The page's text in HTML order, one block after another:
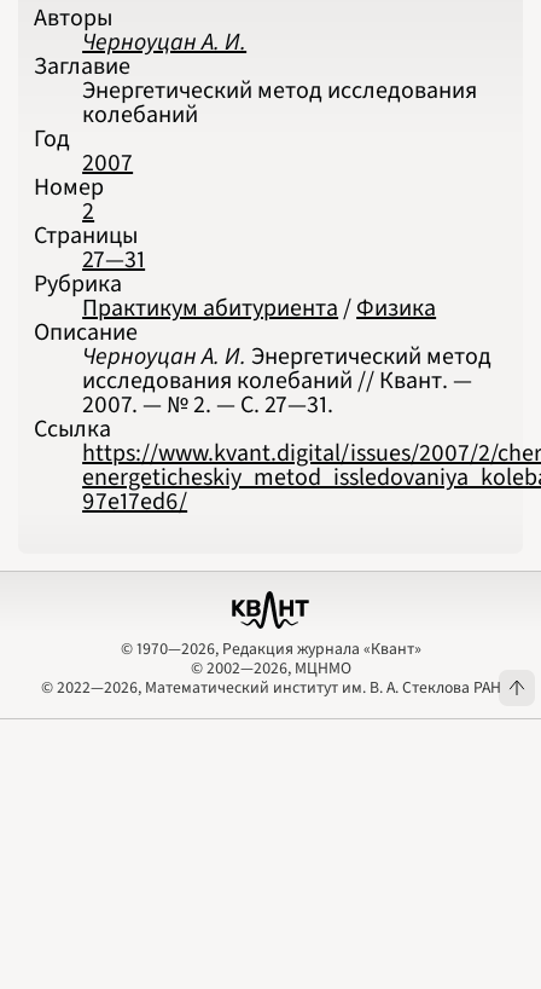
© 1970—2026, Редакция журнала «Квант»
© 2002—2026, МЦНМО
© 2022—2026, Математический институт им. В. А. Стеклова РАН
Авторы
Черноуцан А. И.
Заглавие
Энергетический метод исследования
колебаний
Год
2007
Номер
2
Страницы
27—31
Рубрика
Практикум абитуриента /Физика
Описание
Черноуцан А. И. Энергетический метод
исследования колебаний // Квант. —
2007. — № 2. — С. 27‍—‍31.
Ссылка
https://www.kvant.digital/issues/2007/2/
97e17ed6/
© 1970—2026, Редакция журнала «Квант»
© 2002—2026, МЦНМО
© 2022—2026, Математический институт им. В. А. Стеклова РАН